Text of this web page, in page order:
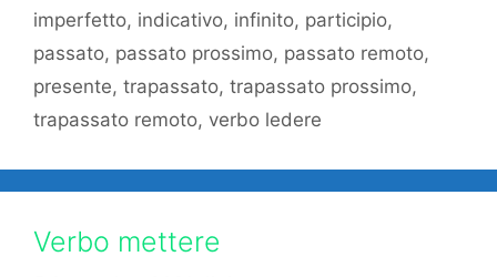
imperfetto, indicativo, infinito, participio,
passato, passato prossimo, passato remoto,
presente, trapassato, trapassato prossimo,
trapassato remoto, verbo ledere
Verbo mettere